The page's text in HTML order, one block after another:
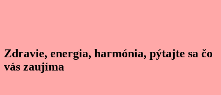
Zdravie, energia, harmónia, pýtajte sa čo
vás zaujíma